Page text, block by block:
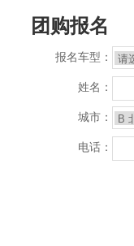
团购报名
报名车型：
姓名：
城市：
电话：